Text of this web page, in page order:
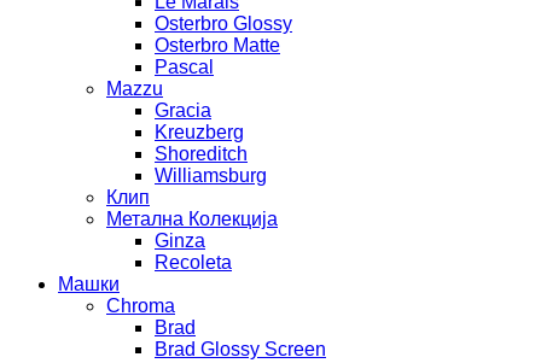
Osterbro Glossy
Osterbro Matte
Pascal
Mazzu
Gracia
Kreuzberg
Shoreditch
Williamsburg
Клип
Метална Колекција
Ginza
Recoleta
Машки
Chroma
Brad
Brad Glossy Screen